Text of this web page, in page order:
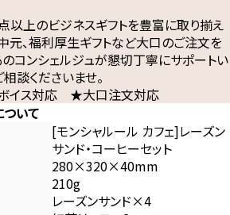
上のビジネスギフトを豊富に取り揃え
元、福利厚生ギフトなど大口のご注文を
コンシェルジュが懇切丁寧にサポートい
談くださいませ。
イス対応 ★大口注文対応
いて
[モンシャルール カフェ]レーズン
サンド・コーヒーセット
280×320×40mm
210g
レーズンサンド×4